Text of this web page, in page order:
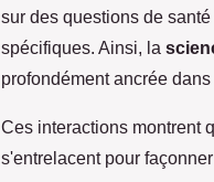
sur des questions de
spécifiques. Ainsi, la
profondément ancrée
Ces interactions montrent
s'entrelacent pour